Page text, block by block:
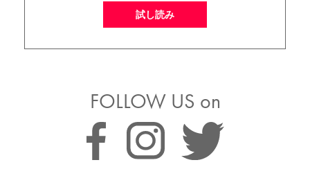
試し読み
FOLLOW US on